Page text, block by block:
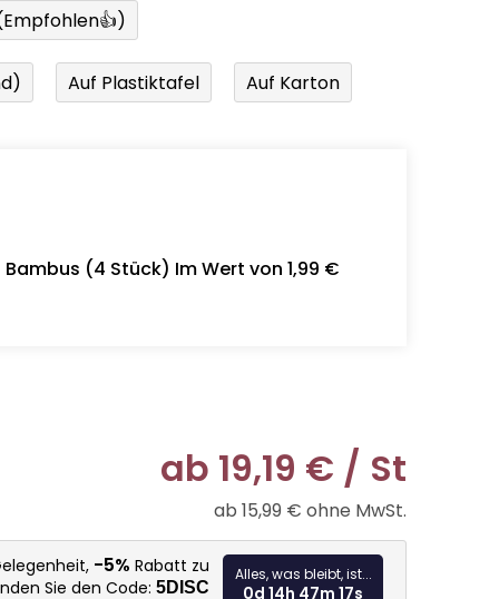
Auf Plastiktafel Auf Karton
(4 Stück) Im Wert von 1,99 €
ab 19,19 € / St
ab 15,99 € ohne MwSt.
-5% Rabatt zu
Sie den Code: 5DISC
Alles, was bleibt, ist...
0d 14h 47m 16s